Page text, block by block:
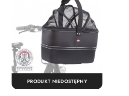
PRODUKT NIEDOSTĘPNY